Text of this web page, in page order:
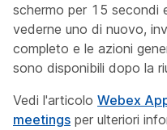
schermo per 15 secondi
vederne uno di nuovo,
completo e le azioni
sono disponibili dopo la
Vedi l'articolo Webex
meetings per ulteriori